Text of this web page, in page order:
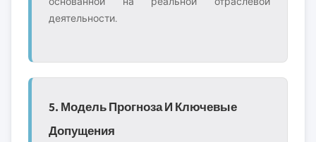
деятельности.
5. Модель Прогноза И Ключевые
Допущения